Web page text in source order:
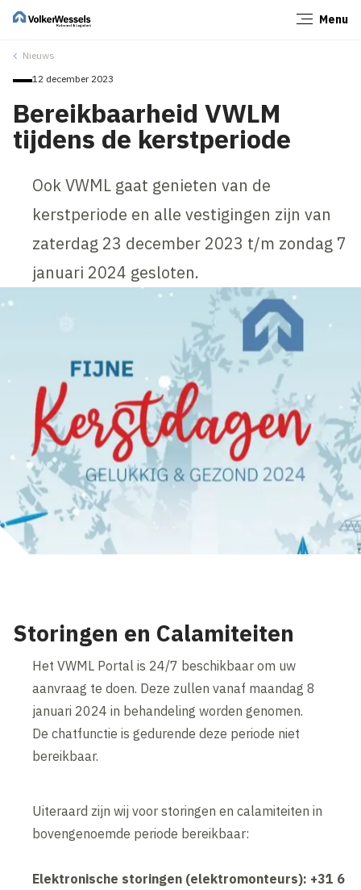
Menu
Nieuws
12 december 2023
Bereikbaarheid VWLM
tijdens de kerstperiode
Ook VWML gaat genieten van de
kerstperiode en alle vestigingen zijn van
zaterdag 23 december 2023 t/m zondag 7
januari 2024 gesloten.
Storingen en Calamiteiten
Het VWML Portal is 24/7 beschikbaar om uw
aanvraag te doen. Deze zullen vanaf maandag 8
januari 2024 in behandeling worden genomen.
De chatfunctie is gedurende deze periode niet
bereikbaar.
Uiteraard zijn wij voor storingen en calamiteiten in
bovengenoemde periode bereikbaar:
Elektronische storingen (elektromonteurs): +31 6
Sluiten